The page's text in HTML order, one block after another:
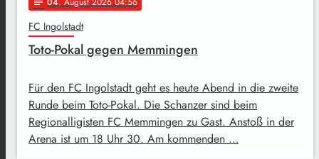
FC Ingolstadt
Toto-Pokal gegen Memmingen
Für den FC Ingolstadt geht es heute Abend in die zweite
Runde beim Toto-Pokal. Die Schanzer sind beim
Regionalligisten FC Memmingen zu Gast. Anstoß in der
Arena ist um 18 Uhr 30. Am kommenden …